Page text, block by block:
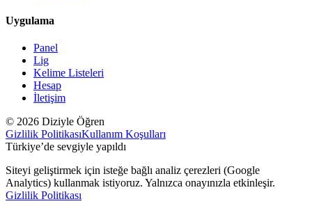
Uygulama
Panel
Lig
Kelime Listeleri
Hesap
İletişim
© 2026 Diziyle Öğren
Gizlilik PolitikasıKullanım Koşulları
Türkiye’de sevgiyle yapıldı
Siteyi geliştirmek için isteğe bağlı analiz çerezleri (Google
Analytics) kullanmak istiyoruz. Yalnızca onayınızla etkinleşir.
Gizlilik Politikası